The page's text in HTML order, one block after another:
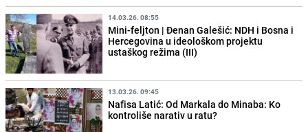
14.03.26. 08:55
Mini-feljton | Đenan Galešić: NDH i Bosna i
Hercegovina u ideološkom projektu
ustaškog režima (III)
13.03.26. 09:45
Nafisa Latić: Od Markala do Minaba: Ko
kontroliše narativ u ratu?